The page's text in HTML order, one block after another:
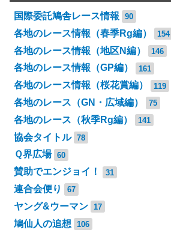
国際委託鳩舎レース情報 90
各地のレース情報（春季Rg編） 154
各地のレース情報（地区N編） 146
各地のレース情報（GP編） 161
各地のレース情報（桜花賞編） 119
各地のレース（GN・広域編） 75
各地のレース（秋季Rg編） 141
協会タイトル 78
Ｑ界広場 60
賛助でエンジョイ！ 31
連合会便り 67
ヤング&ウーマン 17
鳩仙人の追想 106